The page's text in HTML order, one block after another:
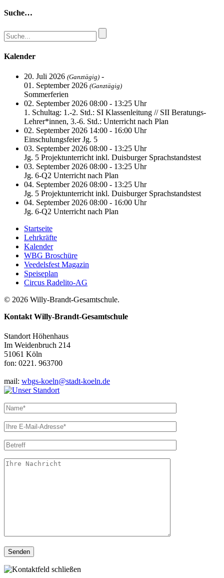
Suche…
Kalender
20. Juli 2026 (Ganztägig) -
01. September 2026 (Ganztägig)
Sommerferien
02. September 2026 08:00 - 13:25 Uhr
1. Schultag: 1.-2. Std.: SI Klassenleitung // SII Beratungs-
Lehrer*innen, 3.-6. Std.: Unterricht nach Plan
02. September 2026 14:00 - 16:00 Uhr
Einschulungsfeier Jg. 5
03. September 2026 08:00 - 13:25 Uhr
Jg. 5 Projektunterricht inkl. Duisburger Sprachstandstest
03. September 2026 08:00 - 13:25 Uhr
Jg. 6-Q2 Unterricht nach Plan
04. September 2026 08:00 - 13:25 Uhr
Jg. 5 Projektunterricht inkl. Duisburger Sprachstandstest
04. September 2026 08:00 - 16:00 Uhr
Jg. 6-Q2 Unterricht nach Plan
Startseite
Lehrkräfte
Kalender
WBG Broschüre
Veedelsfest Magazin
Speiseplan
Circus Radelito-AG
© 2026 Willy-Brandt-Gesamtschule.
Kontakt Willy-Brandt-Gesamtschule
Standort Höhenhaus
Im Weidenbruch 214
51061 Köln
fon: 0221. 963700
mail: wbgs-koeln@stadt-koeln.de